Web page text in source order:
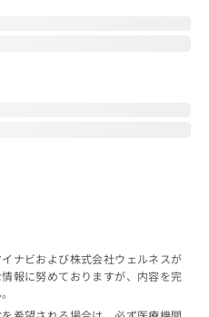
ナビおよび株式会社ウェルネスが
報に努めておりますが、内容を完